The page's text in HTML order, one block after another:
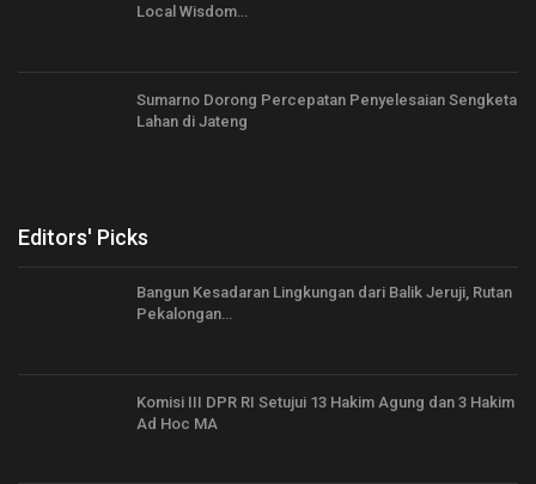
Local Wisdom…
Sumarno Dorong Percepatan Penyelesaian Sengketa
Lahan di Jateng
Editors' Picks
Bangun Kesadaran Lingkungan dari Balik Jeruji, Rutan
Pekalongan…
Komisi III DPR RI Setujui 13 Hakim Agung dan 3 Hakim
Ad Hoc MA